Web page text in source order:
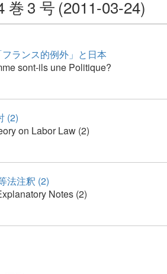
巻3 号 (2011-03-24)
ランス的例外」と日本
sont-ils une Politique?
(2)
on Labor Law (2)
法注釈 (2)
Notes (2)